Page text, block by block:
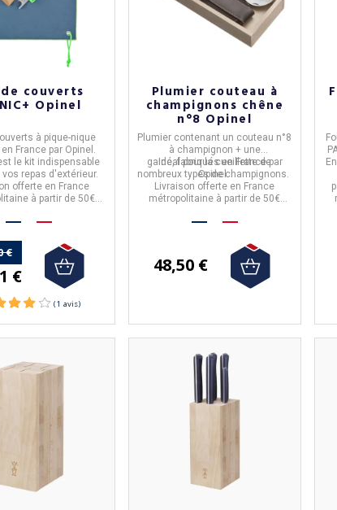
couverts
Opinel
à pique-nique
Francepar Opinel .
le kit indispensable
vos repas d'extérieur.
offerte en France
à partir de 50€
€
€
Plumier couteau à
champignons chêne
n°8 Opinel
Plumier contenant un couteau n°8
à champignon + une
gaine,fabriqués en Francepar
Opinel.
Idéal pour la cueillette de
nombreux types de champignons.
Livraison offerte en France
métropolitaine à partir de 50€
48,50 €